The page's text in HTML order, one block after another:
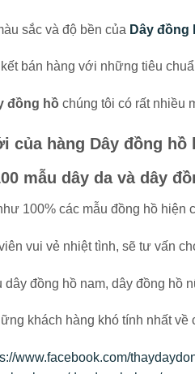
sắc và độ bền của Dây đồng
bán hàng với những tiêu
đồng hồ chúng tôi có rất nhiều
của hàng Dây đồng
mẫu dây da và dây
100% các mẫu đồng hồ
vui vẻ nhiệt tình, sẽ tư vấn
đồng hồ nam, dây đồng hồ
khách hàng khó tính nhất
www.facebook.com/